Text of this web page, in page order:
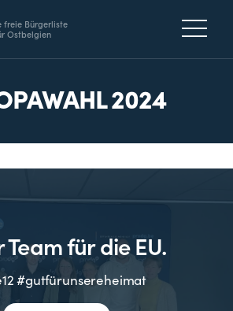
freie Bürgerliste
Ostbelgien
2024
Team für die EU.
#gutfürunsereheimat